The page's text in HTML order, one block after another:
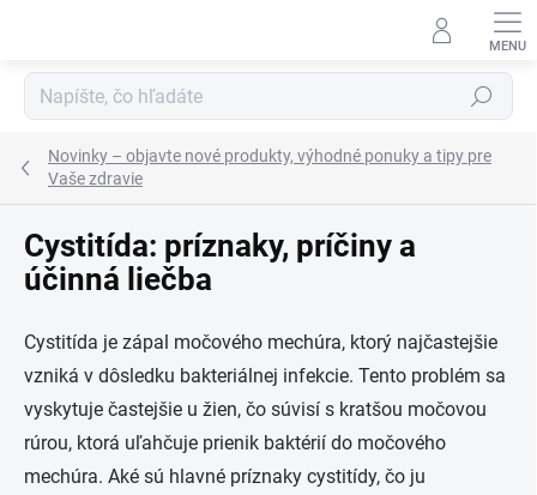
Hľadať
Novinky – objavte nové produkty, výhodné ponuky a tipy pre
Vaše zdravie
Cystitída: príznaky, príčiny a
účinná liečba
Cystitída je zápal močového mechúra, ktorý najčastejšie
vzniká v dôsledku bakteriálnej infekcie. Tento problém sa
vyskytuje častejšie u žien, čo súvisí s kratšou močovou
rúrou, ktorá uľahčuje prienik baktérií do močového
mechúra. Aké sú hlavné príznaky cystitídy, čo ju